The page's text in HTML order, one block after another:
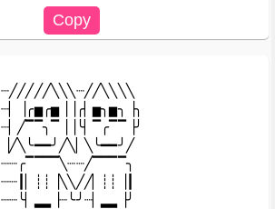
┈╱╱╱╱╱╲╲╲┈╱╱╲╲╲╲
┈▏▕╭▅╭▅▕▕╭▏▅╮▅╮▕╮
┈▏╱▔▔╮▔▕▕╰▏▔╭▔▔▕╯
▕╱╲╰━━╯╱╲▏╲╰━━╯╱
┈┈╭▔▔▔▔╲┈┈╱▔▔▔▔╮
┈┈┃▏┊┊▕╲╲╱╱▏┊┊▕┃
┈┈╰▏▂▂▕┈╰╯┈▏▂▂▕╯